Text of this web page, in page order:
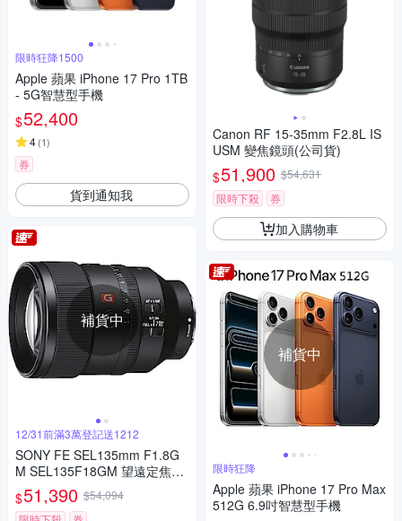
限時狂降1500
Apple 蘋果 iPhone 17 Pro 1TB
- 5G智慧型手機
$52,400
4(1)
券
貨到通知我
補貨中
12/31前滿3萬登記送1212
SONY FE SEL135mm F1.8G
M SEL135F18GM 望遠定焦鏡
(公司貨)
$51,390 $54,094
Canon RF 15-35mm F2.8L IS
USM 變焦鏡頭(公司貨)
$51,900 $54,631
限時下殺
券
加入購物車
補貨中
限時狂降
Apple 蘋果 iPhone 17 Pro Max
512G 6.9吋智慧型手機